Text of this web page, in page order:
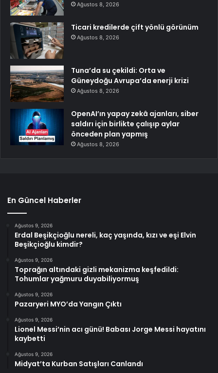
Ağustos 8, 2026
Ticari kredilerde çift yönlü görünüm
Ağustos 8, 2026
Tuna’da su çekildi: Orta ve
Güneydoğu Avrupa’da enerji krizi
Ağustos 8, 2026
OpenAI’ın yapay zekâ ajanları, siber
saldırı için birlikte çalışıp aylar
önceden plan yapmış
Ağustos 8, 2026
En Güncel Haberler
Ağustos 9, 2026
Erdal Beşikçioğlu nereli, kaç yaşında, kızı ve eşi Elvin
Beşikçioğlu kimdir?
Ağustos 9, 2026
Toprağın altındaki gizli mekanizma keşfedildi:
Tohumlar yağmuru duyabiliyormuş
Ağustos 9, 2026
Pazaryeri MYO’da Yangın Çıktı
Ağustos 9, 2026
Lionel Messi’nin acı günü! Babası Jorge Messi hayatını
kaybetti
Ağustos 9, 2026
Midyat’ta Kurban Satışları Canlandı